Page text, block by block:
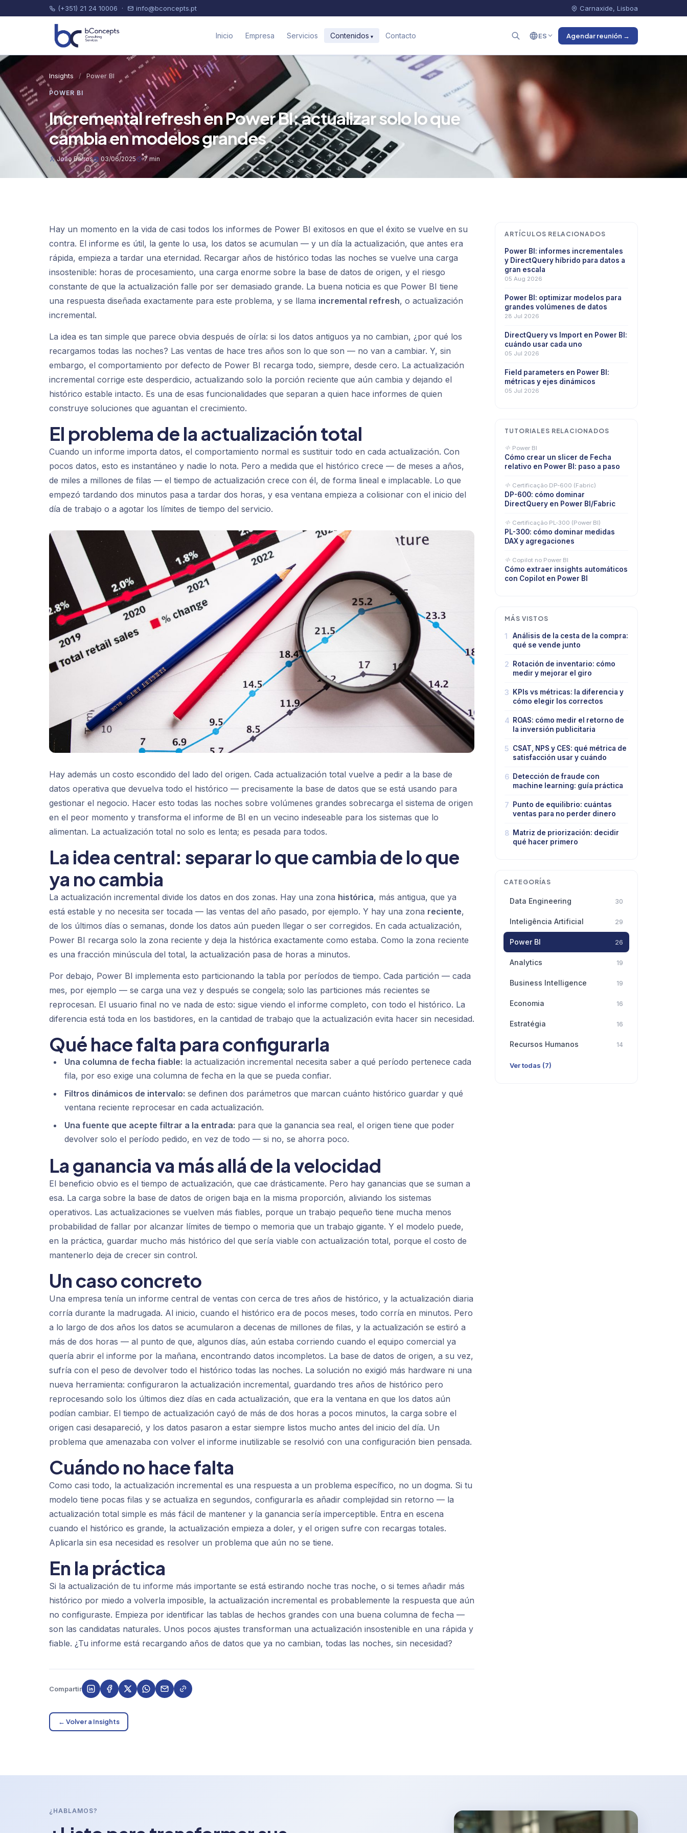
(+351) 21 24 10006 · info@bconcepts.pt Carnaxide, Lisboa
Inicio Empresa Servicios Contenidos Contacto ES Agendar reunión →
Insights / Power BI
POWER BI
Incremental refresh en Power BI: actualizar solo lo que
cambia en modelos grandes
João Barros 03/06/2025 7 min
Hay un momento en la vida de casi todos los informes de Power BI exitosos en que el éxito se vuelve en su
contra. El informe es útil, la gente lo usa, los datos se acumulan — y un día la actualización, que antes era
rápida, empieza a tardar una eternidad. Recargar años de histórico todas las noches se vuelve una carga
insostenible: horas de procesamiento, una carga enorme sobre la base de datos de origen, y el riesgo
constante de que la actualización falle por ser demasiado grande. La buena noticia es que Power BI tiene
una respuesta diseñada exactamente para este problema, y se llama incremental refresh, o actualización
incremental.
La idea es tan simple que parece obvia después de oírla: si los datos antiguos ya no cambian, ¿por qué los
recargamos todas las noches? Las ventas de hace tres años son lo que son — no van a cambiar. Y, sin
embargo, el comportamiento por defecto de Power BI recarga todo, siempre, desde cero. La actualización
incremental corrige este desperdicio, actualizando solo la porción reciente que aún cambia y dejando el
histórico estable intacto. Es una de esas funcionalidades que separan a quien hace informes de quien
construye soluciones que aguantan el crecimiento.
El problema de la actualización total
Cuando un informe importa datos, el comportamiento normal es sustituir todo en cada actualización. Con
pocos datos, esto es instantáneo y nadie lo nota. Pero a medida que el histórico crece — de meses a años,
de miles a millones de filas — el tiempo de actualización crece con él, de forma lineal e implacable. Lo que
empezó tardando dos minutos pasa a tardar dos horas, y esa ventana empieza a colisionar con el inicio del
día de trabajo o a agotar los límites de tiempo del servicio.
Hay además un costo escondido del lado del origen. Cada actualización total vuelve a pedir a la base de
datos operativa que devuelva todo el histórico — precisamente la base de datos que se está usando para
gestionar el negocio. Hacer esto todas las noches sobre volúmenes grandes sobrecarga el sistema de origen
en el peor momento y transforma el informe de BI en un vecino indeseable para los sistemas que lo
alimentan. La actualización total no solo es lenta; es pesada para todos.
La idea central: separar lo que cambia de lo que
ya no cambia
La actualización incremental divide los datos en dos zonas. Hay una zona histórica, más antigua, que ya
está estable y no necesita ser tocada — las ventas del año pasado, por ejemplo. Y hay una zona reciente,
de los últimos días o semanas, donde los datos aún pueden llegar o ser corregidos. En cada actualización,
Power BI recarga solo la zona reciente y deja la histórica exactamente como estaba. Como la zona reciente
es una fracción minúscula del total, la actualización pasa de horas a minutos.
Por debajo, Power BI implementa esto particionando la tabla por períodos de tiempo. Cada partición — cada
mes, por ejemplo — se carga una vez y después se congela; solo las particiones más recientes se
reprocesan. El usuario final no ve nada de esto: sigue viendo el informe completo, con todo el histórico. La
diferencia está toda en los bastidores, en la cantidad de trabajo que la actualización evita hacer sin necesidad.
Qué hace falta para configurarla
Una columna de fecha fiable: la actualización incremental necesita saber a qué período pertenece cada
fila, por eso exige una columna de fecha en la que se pueda confiar.
Filtros dinámicos de intervalo: se definen dos parámetros que marcan cuánto histórico guardar y qué
ventana reciente reprocesar en cada actualización.
Una fuente que acepte filtrar a la entrada: para que la ganancia sea real, el origen tiene que poder
devolver solo el período pedido, en vez de todo — si no, se ahorra poco.
La ganancia va más allá de la velocidad
El beneficio obvio es el tiempo de actualización, que cae drásticamente. Pero hay ganancias que se suman a
esa. La carga sobre la base de datos de origen baja en la misma proporción, aliviando los sistemas
operativos. Las actualizaciones se vuelven más fiables, porque un trabajo pequeño tiene mucha menos
probabilidad de fallar por alcanzar límites de tiempo o memoria que un trabajo gigante. Y el modelo puede,
en la práctica, guardar mucho más histórico del que sería viable con actualización total, porque el costo de
mantenerlo deja de crecer sin control.
Un caso concreto
Una empresa tenía un informe central de ventas con cerca de tres años de histórico, y la actualización diaria
corría durante la madrugada. Al inicio, cuando el histórico era de pocos meses, todo corría en minutos. Pero
a lo largo de dos años los datos se acumularon a decenas de millones de filas, y la actualización se estiró a
más de dos horas — al punto de que, algunos días, aún estaba corriendo cuando el equipo comercial ya
quería abrir el informe por la mañana, encontrando datos incompletos. La base de datos de origen, a su vez,
sufría con el peso de devolver todo el histórico todas las noches. La solución no exigió más hardware ni una
nueva herramienta: configuraron la actualización incremental, guardando tres años de histórico pero
reprocesando solo los últimos diez días en cada actualización, que era la ventana en que los datos aún
podían cambiar. El tiempo de actualización cayó de más de dos horas a pocos minutos, la carga sobre el
origen casi desapareció, y los datos pasaron a estar siempre listos mucho antes del inicio del día. Un
problema que amenazaba con volver el informe inutilizable se resolvió con una configuración bien pensada.
Cuándo no hace falta
Como casi todo, la actualización incremental es una respuesta a un problema específico, no un dogma. Si tu
modelo tiene pocas filas y se actualiza en segundos, configurarla es añadir complejidad sin retorno — la
actualización total simple es más fácil de mantener y la ganancia sería imperceptible. Entra en escena
cuando el histórico es grande, la actualización empieza a doler, y el origen sufre con recargas totales.
Aplicarla sin esa necesidad es resolver un problema que aún no se tiene.
En la práctica
Si la actualización de tu informe más importante se está estirando noche tras noche, o si temes añadir más
histórico por miedo a volverla imposible, la actualización incremental es probablemente la respuesta que aún
no configuraste. Empieza por identificar las tablas de hechos grandes con una buena columna de fecha —
son las candidatas naturales. Unos pocos ajustes transforman una actualización insostenible en una rápida y
fiable. ¿Tu informe está recargando años de datos que ya no cambian, todas las noches, sin necesidad?
Compartir
← Volver a Insights
ARTÍCULOS RELACIONADOS
Power BI: informes incrementales
y DirectQuery híbrido para datos a
gran escala
05 Aug 2026
Power BI: optimizar modelos para
grandes volúmenes de datos
28 Jul 2026
DirectQuery vs Import en Power BI:
cuándo usar cada uno
05 Jul 2026
Field parameters en Power BI:
métricas y ejes dinámicos
05 Jul 2026
TUTORIALES RELACIONADOS
Power BI
Cómo crear un slicer de Fecha
relativo en Power BI: paso a paso
Certificação DP-600 (Fabric)
DP-600: cómo dominar
DirectQuery en Power BI/Fabric
Certificação PL-300 (Power BI)
PL-300: cómo dominar medidas
DAX y agregaciones
Copilot no Power BI
Cómo extraer insights automáticos
con Copilot en Power BI
MÁS VISTOS
1
Análisis de la cesta de la compra:
qué se vende junto
2
Rotación de inventario: cómo
medir y mejorar el giro
3
KPIs vs métricas: la diferencia y
cómo elegir los correctos
4 ROAS: cómo medir el retorno de
la inversión publicitaria
5 CSAT, NPS y CES: qué métrica de
satisfacción usar y cuándo
6 Detección de fraude con
machine learning: guía práctica
7
Punto de equilibrio: cuántas
ventas para no perder dinero
8 Matriz de priorización: decidir
qué hacer primero
CATEGORÍAS
Data Engineering 30
Inteligência Artificial 29
Power BI 26
Analytics 19
Business Intelligence 19
Economia 16
Estratégia 16
Recursos Humanos 14
Ver todas (7)
¿HABLAMOS?